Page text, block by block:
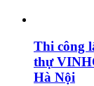
Thi công
thự
Hà Nội